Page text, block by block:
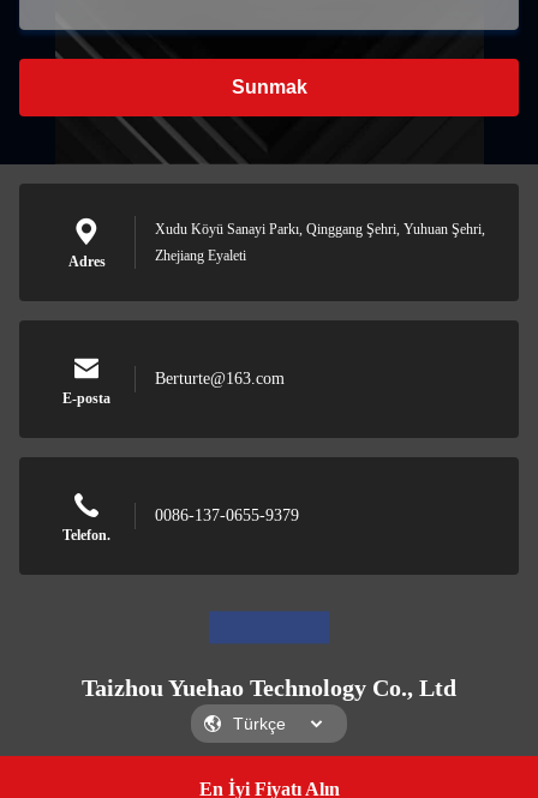
En İyi Fiyatı Alın
Sunmak
Adres
Xudu Köyü Sanayi Parkı, Qinggang Şehri, Yuhuan Şehri,
Zhejiang Eyaleti
E-posta
Berturte@163.com
Telefon.
0086-137-0655-9379
Taizhou Yuehao Technology Co., Ltd
Taizhou Yuehao Technology Co., Ltd
Get a Quote